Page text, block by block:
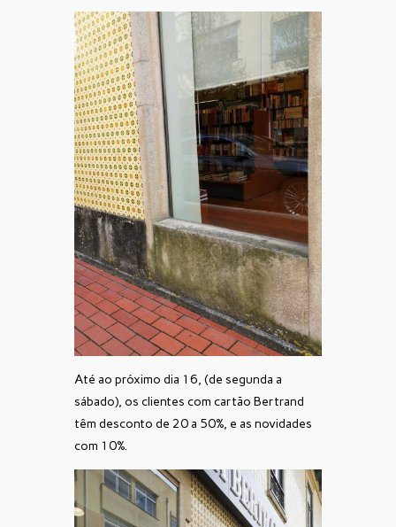
Até ao próximo dia 16, (de segunda a
sábado), os clientes com cartão Bertrand
têm desconto de 20 a 50%, e as novidades
com 10%.